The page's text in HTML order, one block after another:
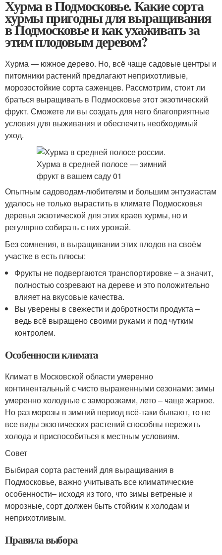
Хурма в Подмосковье. Какие сорта
хурмы пригодны для выращивания
в Подмосковье и как ухаживать за
этим плодовым деревом?
Хурма — южное дерево. Но, всё чаще садовые центры и
питомники растений предлагают неприхотливые,
морозостойкие сорта саженцев. Рассмотрим, стоит ли
браться выращивать в Подмосковье этот экзотический
фрукт. Сможете ли вы создать для него благоприятные
условия для выживания и обеспечить необходимый
уход.
Опытным садоводам-любителям и большим энтузиастам
удалось не только вырастить в климате Подмосковья
деревья экзотической для этих краев хурмы, но и
регулярно собирать с них урожай.
Без сомнения, в выращивании этих плодов на своём
участке в есть плюсы:
Фрукты не подвергаются транспортировке – а значит,
полностью созревают на дереве и это положительно
влияет на вкусовые качества.
Вы уверены в свежести и добротности продукта –
ведь всё выращено своими руками и под чутким
контролем.
Особенности климата
Климат в Московской области умеренно
континентальный с чисто выраженными сезонами: зимы
умеренно холодные с заморозками, лето – чаще жаркое.
Но раз морозы в зимний период всё-таки бывают, то не
все виды экзотических растений способны пережить
холода и приспособиться к местным условиям.
Совет
Выбирая сорта растений для выращивания в
Подмосковье, важно учитывать все климатические
особенности– исходя из того, что зимы ветреные и
морозные, сорт должен быть стойким к холодам и
неприхотливым.
Правила выбора